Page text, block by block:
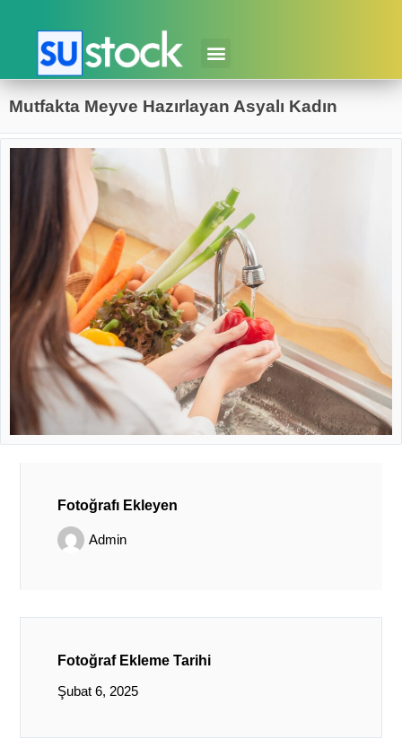
Mutfakta Meyve Hazırlayan Asyalı Kadın
Fotoğrafı Ekleyen
Admin
Fotoğraf Ekleme Tarihi
Şubat 6, 2025